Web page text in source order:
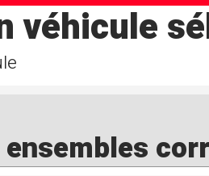
véhicule
ensembles